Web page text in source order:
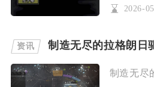
2026-
资讯 制造无尽的拉格朗日驱
制造无尽